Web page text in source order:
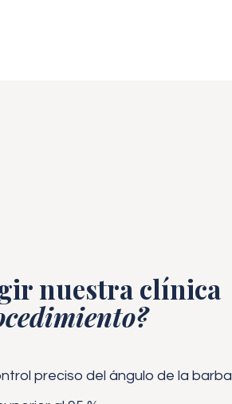
nuestra clínica
preciso del ángulo de la barba